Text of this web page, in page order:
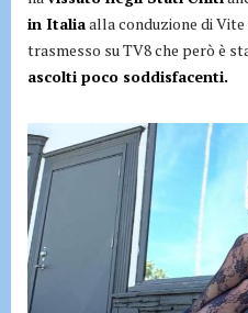
in Italiaalla conduzione di
trasmesso su TV8 che però è
ascolti poco soddisfacenti.